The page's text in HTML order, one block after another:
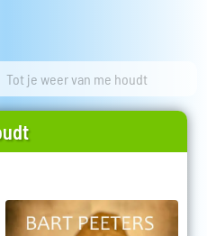
Tot je weer van me houdt